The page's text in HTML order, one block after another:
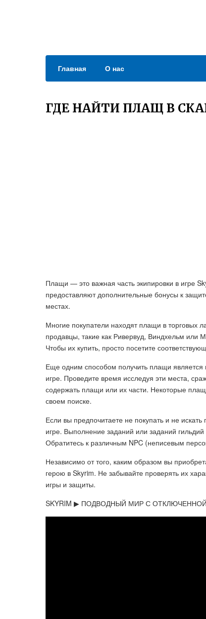
Главная О нас
ГДЕ НАЙТИ ПЛАЩ В
Плащи — это важная часть экипировки в игре
предоставляют дополнительные бонусы к
местах.
Многие покупатели находят плащи в торговых
продавцы, такие как Ривервуд, Виндхельм
Чтобы их купить, просто посетите
Еще одним способом получить плащи
игре. Проведите время исследуя эти места,
содержать плащи или их части. Некоторые
своем поиске.
Если вы предпочитаете не покупать и не
игре. Выполнение заданий или заданий
Обратитесь к различным NPC (неписевым
Независимо от того, каким образом вы
герою в Skyrim. Не забывайте проверять их
игры и защиты.
SKYRIM ▶ ПОДВОДНЫЙ МИР С